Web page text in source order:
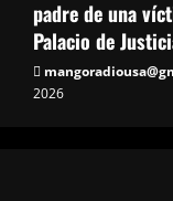
padre de una
Palacio de
2026